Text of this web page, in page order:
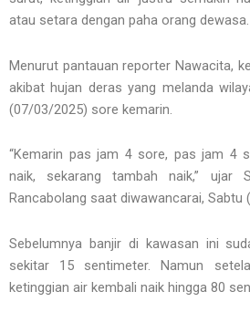
atau setara dengan paha orang dewasa.
Menurut pantauan reporter Nawacita,
akibat hujan deras yang melanda
(07/03/2025) sore kemarin.
“Kemarin pas jam 4 sore, pas jam 4
naik, sekarang tambah naik,” ujar
Rancabolang saat diwawancarai, Sabtu
Sebelumnya banjir di kawasan ini
sekitar 15 sentimeter. Namun
ketinggian air kembali naik hingga 80